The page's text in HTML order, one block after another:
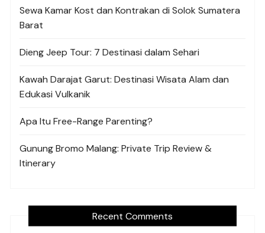
Sewa Kamar Kost dan Kontrakan di Solok Sumatera
Barat
Dieng Jeep Tour: 7 Destinasi dalam Sehari
Kawah Darajat Garut: Destinasi Wisata Alam dan
Edukasi Vulkanik
Apa Itu Free-Range Parenting?
Gunung Bromo Malang: Private Trip Review &
Itinerary
Recent Comments